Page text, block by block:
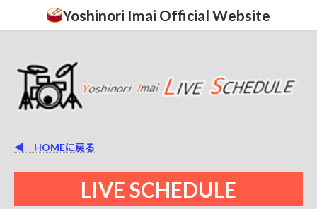
Yoshinori Imai Official Website
◀ HOMEに戻る
LIVE SCHEDULE